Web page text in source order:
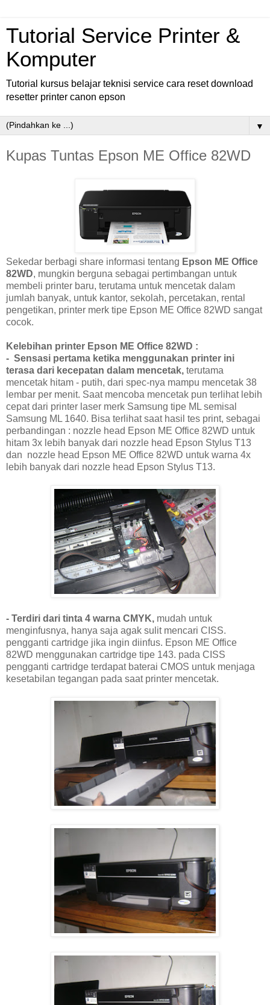
Tutorial Service Printer &
Komputer
Tutorial kursus belajar teknisi service cara reset download
resetter printer canon epson
▼
Kupas Tuntas Epson ME Office 82WD
Sekedar berbagi share informasi tentang Epson ME Office
82WD, mungkin berguna sebagai pertimbangan untuk
membeli printer baru, terutama untuk mencetak dalam
jumlah banyak, untuk kantor, sekolah, percetakan, rental
pengetikan, printer merk tipe Epson ME Office 82WD sangat
cocok.
Kelebihan printer Epson ME Office 82WD :
- Sensasi pertama ketika menggunakan printer ini
terasa dari kecepatan dalam mencetak, terutama
mencetak hitam - putih, dari spec-nya mampu mencetak 38
lembar per menit. Saat mencoba mencetak pun terlihat lebih
cepat dari printer laser merk Samsung tipe ML semisal
Samsung ML 1640. Bisa terlihat saat hasil tes print, sebagai
perbandingan : nozzle head Epson ME Office 82WD untuk
hitam 3x lebih banyak dari nozzle head Epson Stylus T13
dan nozzle head Epson ME Office 82WD untuk warna 4x
lebih banyak dari nozzle head Epson Stylus T13.
- Terdiri dari tinta 4 warna CMYK, mudah untuk
menginfusnya, hanya saja agak sulit mencari CISS.
pengganti cartridge jika ingin diinfus. Epson ME Office
82WD menggunakan cartridge tipe 143. pada CISS
pengganti cartridge terdapat baterai CMOS untuk menjaga
kesetabilan tegangan pada saat printer mencetak.